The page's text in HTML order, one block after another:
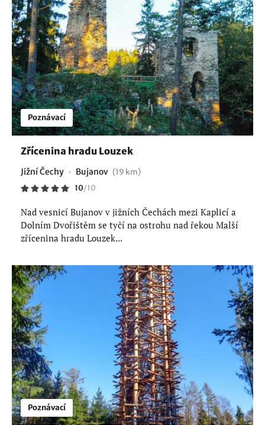
Poznávací
Zřícenina hradu Louzek
Jižní Čechy Bujanov (19 km)
10/10
Nad vesnicí Bujanov v jižních Čechách mezi Kaplicí a
Dolním Dvořištěm se tyčí na ostrohu nad řekou Malší
zřícenina hradu Louzek...
Poznávací